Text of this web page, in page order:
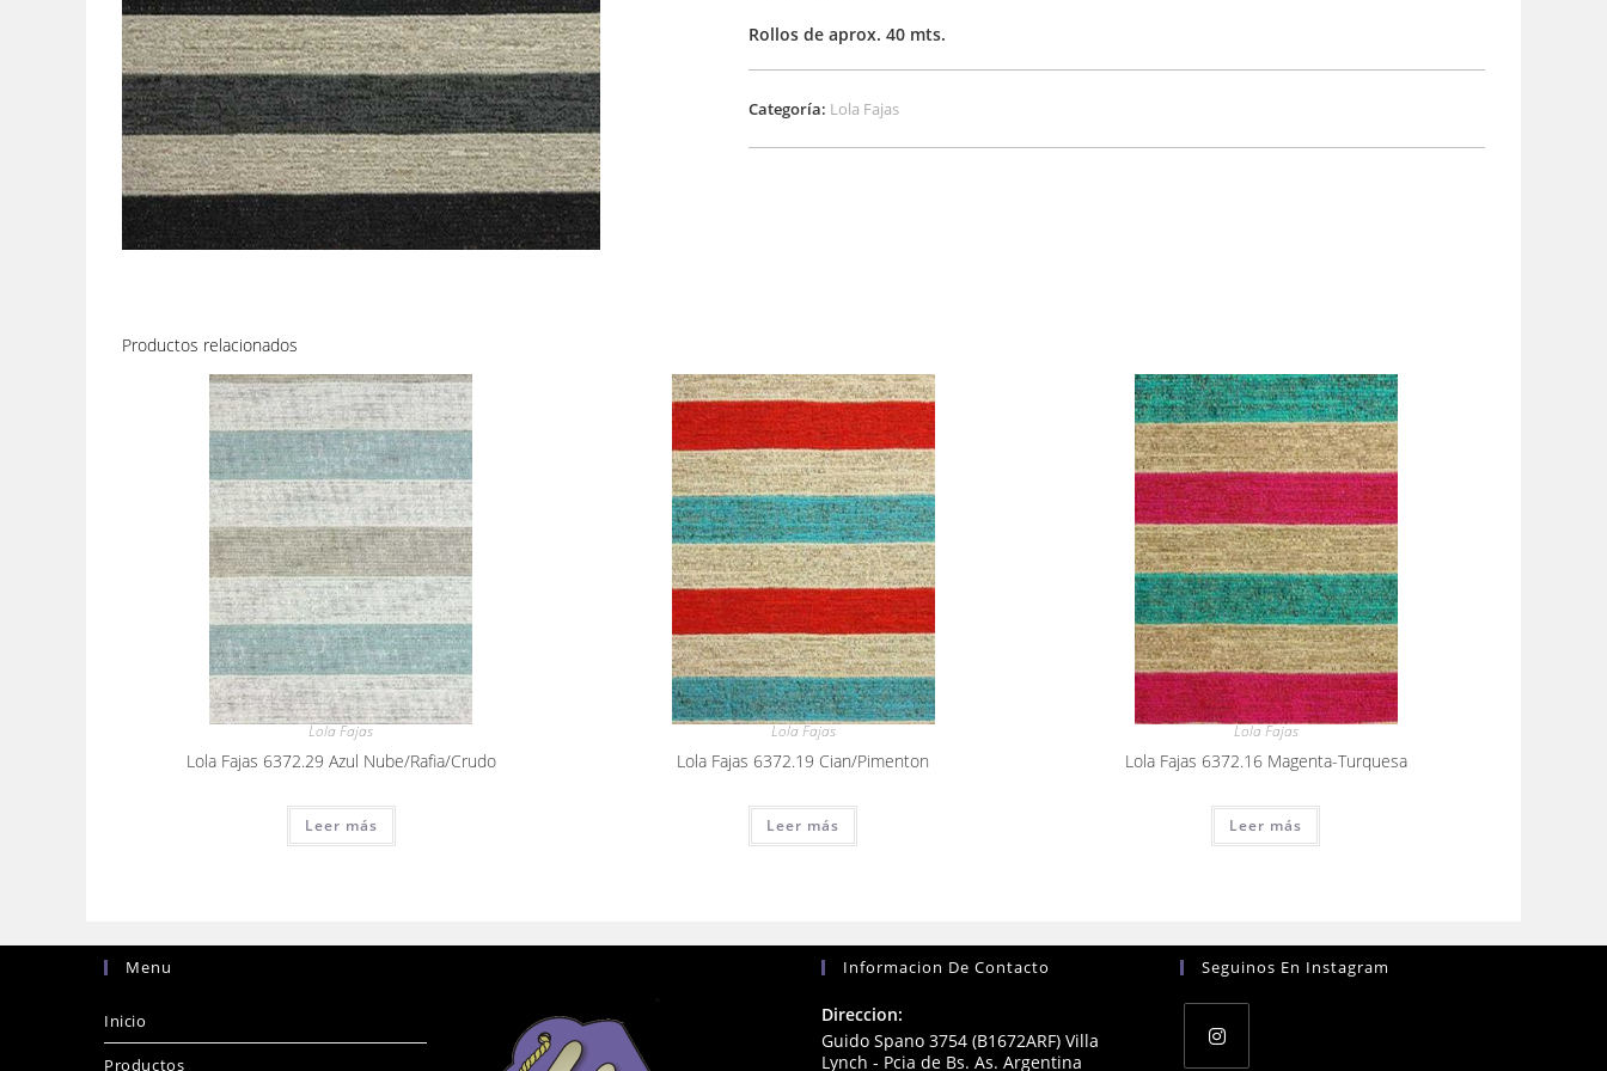
Rollos de aprox. 40 mts.
Categoría: Lola Fajas
Productos relacionados
Lola Fajas
Lola Fajas 6372.29 Azul Nube/Rafia/Crudo
Leer más
Lola Fajas
Lola Fajas 6372.19 Cian/Pimenton
Leer más
Lola Fajas
Lola Fajas 6372.16 Magenta-Turquesa
Leer más
Menu
Inicio
Productos
Informacion De Contacto
Direccion:
Guido Spano 3754 (B1672ARF) Villa
Lynch - Pcia de Bs. As. Argentina
Seguinos En Instagram